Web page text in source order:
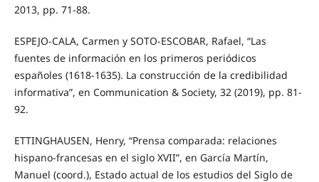
2013, pp. 71-88.
ESPEJO-CALA, Carmen y SOTO-ESCOBAR, Rafael, “Las
fuentes de información en los primeros periódicos
españoles (1618-1635). La construcción de la credibilidad
informativa”, en Communication & Society, 32 (2019), pp. 81-
92.
ETTINGHAUSEN, Henry, “Prensa comparada: relaciones
hispano-francesas en el siglo XVII”, en García Martín,
Manuel (coord.), Estado actual de los estudios del Siglo de